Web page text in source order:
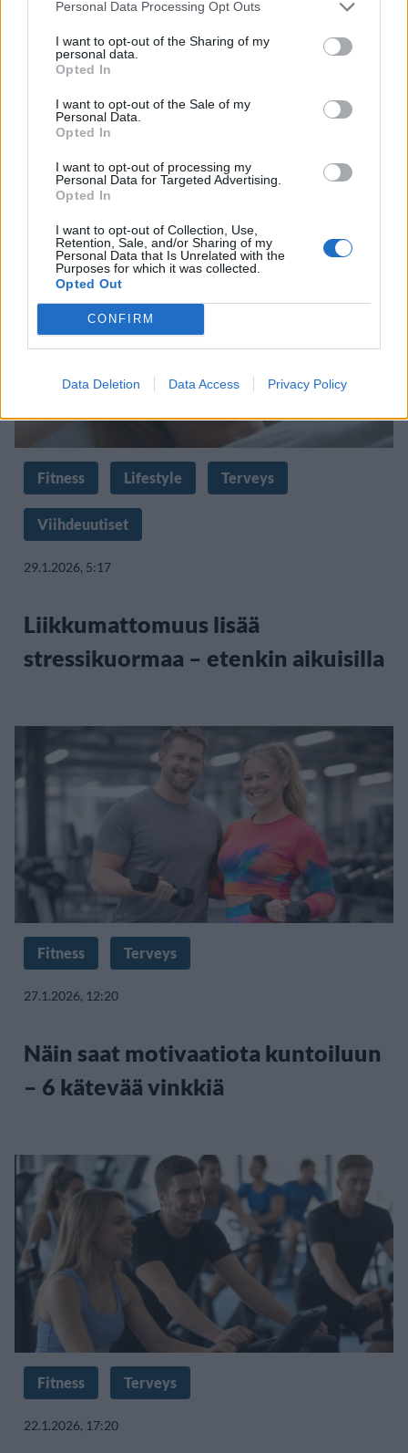
Personal Data Processing Opt Outs
I want to opt-out of the Sharing of my
personal data.
Opted In
I want to opt-out of the Sale of my
Personal Data.
Opted In
I want to opt-out of processing my
Personal Data for Targeted Advertising.
Opted In
I want to opt-out of Collection, Use,
Retention, Sale, and/or Sharing of my
Personal Data that Is Unrelated with the
Purposes for which it was collected.
Opted Out
CONFIRM
Data Deletion Data Access Privacy Policy
Fitness
10.2.2026, 12:10
Linda Manuellan 5 vinkkiä
kesäkuntoon pääsemiseen:
”Panostaisin näihin”
Fitness Lifestyle Terveys
Viihdeuutiset
29.1.2026, 5:17
Liikkumattomuus lisää
stressikuormaa – etenkin aikuisilla
Fitness Terveys
27.1.2026, 12:20
Näin saat motivaatiota kuntoiluun
– 6 kätevää vinkkiä
Fitness Terveys
22.1.2026, 17:20